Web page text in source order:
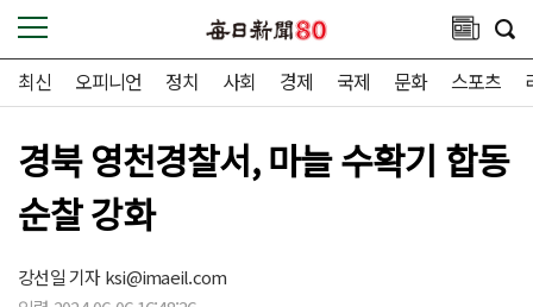
최신 오피니언 정치 사회 경제 국제 문화 스포츠
경북 영천경찰서, 마늘 수확기 합동
순찰 강화
강선일 기자ksi@imaeil.com